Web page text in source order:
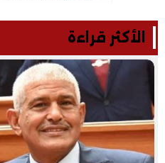
الأكثر قراءة